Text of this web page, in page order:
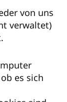
von uns
verwaltet)
es sich